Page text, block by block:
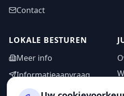
Contact
LOKALE BESTUREN
Meer info
Informatieaanvraag
Adminzone